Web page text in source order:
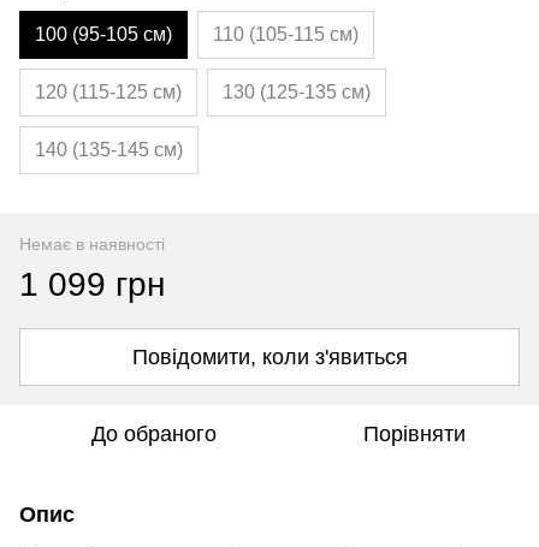
100 (95-105 см) 110 (105-115 см)
120 (115-125 см) 130 (125-135 см)
140 (135-145 см)
Немає в наявності
1 099 грн
Повідомити, коли з'явиться
До обраного Порівняти
Опис